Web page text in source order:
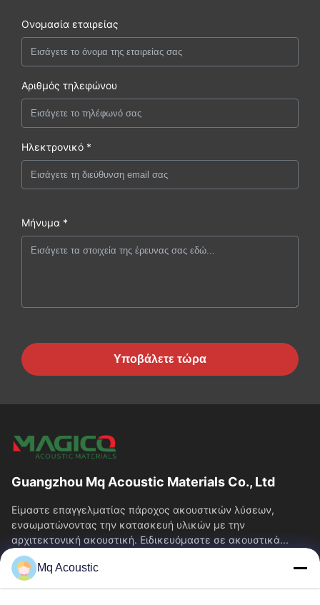
Ονομασία εταιρείας
Αριθμός τηλεφώνου
Ηλεκτρονικό *
Μήνυμα *
Υποβάλετε τώρα
Guangzhou Mq Acoustic Materials Co., Ltd
Είμαστε επαγγελματίας πάροχος ακουστικών λύσεων,
ενσωματώνοντας την κατασκευή υλικών με την
αρχιτεκτονική ακουστική. Ειδικευόμαστε σε ακουστικά...
Γρήγορες Συνδέσεις
Σπίτι
Mq Acoustic